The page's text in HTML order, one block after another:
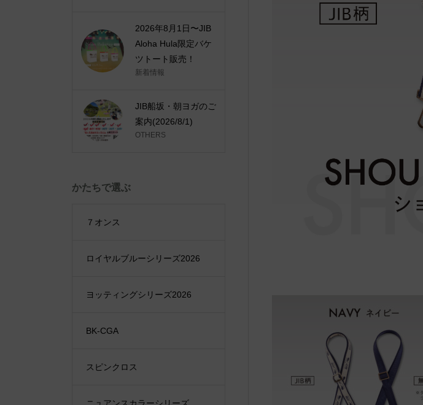
2026年8月1日〜JIB
Aloha Hula限定バケ
ツトート販売！
新着情報
JIB船坂・朝ヨガのご
案内(2026/8/1)
OTHERS
かたちで選ぶ
７オンス
ロイヤルブルーシリーズ2026
ヨッティングシリーズ2026
BK-CGA
スピンクロス